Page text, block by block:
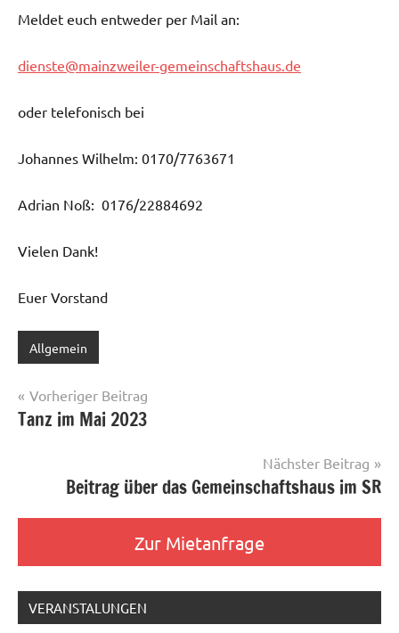
Meldet euch entweder per Mail an:
dienste@mainzweiler-gemeinschaftshaus.de
oder telefonisch bei
Johannes Wilhelm: 0170/7763671
Adrian Noß: 0176/22884692
Vielen Dank!
Euer Vorstand
Allgemein
Beitragsnavigation
Vorheriger Beitrag
Tanz im Mai 2023
Nächster Beitrag
Beitrag über das Gemeinschaftshaus im SR
Zur Mietanfrage
VERANSTALUNGEN